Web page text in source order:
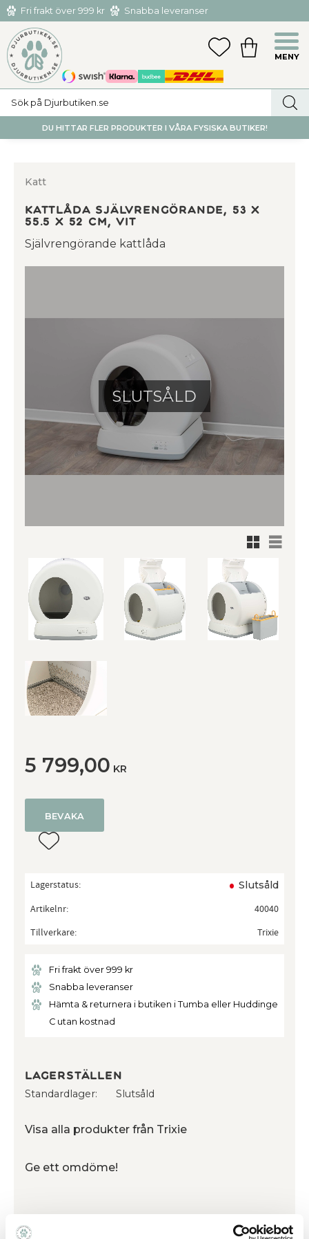
Meny
Fri frakt över 999 kr
Snabba leveranser
Hämta och returnera i butiken i Tumba eller Huddinge C
FAVORITER
KUNDVAGN
DU HITTAR FLER PRODUKTER I VÅRA FYSISKA BUTIKER!
Katt
Kattlåda självrengörande, 53 x
55.5 x 52 cm, vit
Självrengörande kattlåda
SLUTSÅLD
Rutnätsvy
Listvy
5 799,00 KR
Lägg till i favoriter
BEVAKA
Lagerstatus Slutsåld
Artikelnr
40040
Tillverkare
Trixie
Fri frakt över 999 kr
Snabba leveranser
Hämta & returnera i butiken i Tumba eller Huddinge
C utan kostnad
Lagerställen
Standardlager Slutsåld
Visa alla produkter från Trixie
Ge ett omdöme!
Smart självrengörande kattlåda! Trumman